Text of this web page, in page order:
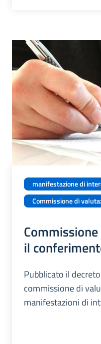
manifestazione di
Commissione di
il
Pubblicato il
commissione di
manifestazioni di